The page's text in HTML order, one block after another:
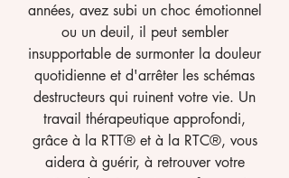
années, avez subi un choc émotionnel
ou un deuil, il peut sembler
insupportable de surmonter la douleur
quotidienne et d'arrêter les schémas
destructeurs qui ruinent votre vie. Un
travail thérapeutique approfondi,
grâce à la RTT® et à la RTC®, vous
aidera à guérir, à retrouver votre